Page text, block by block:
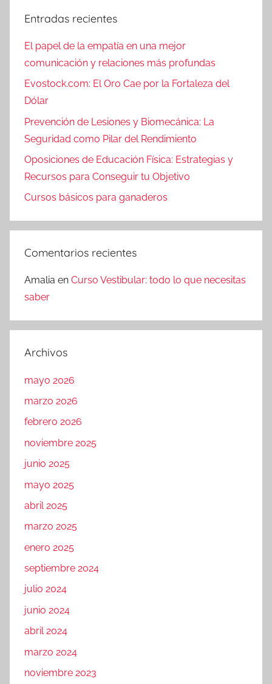
Entradas recientes
El papel de la empatía en una mejor
comunicación y relaciones más profundas
Evostock.com: El Oro Cae por la Fortaleza del
Dólar
Prevención de Lesiones y Biomecánica: La
Seguridad como Pilar del Rendimiento
Oposiciones de Educación Física: Estrategias y
Recursos para Conseguir tu Objetivo
Cursos básicos para ganaderos
Comentarios recientes
Amalia en Curso Vestibular: todo lo que necesitas
saber
Archivos
mayo 2026
marzo 2026
febrero 2026
noviembre 2025
junio 2025
mayo 2025
abril 2025
marzo 2025
enero 2025
septiembre 2024
julio 2024
junio 2024
abril 2024
marzo 2024
noviembre 2023